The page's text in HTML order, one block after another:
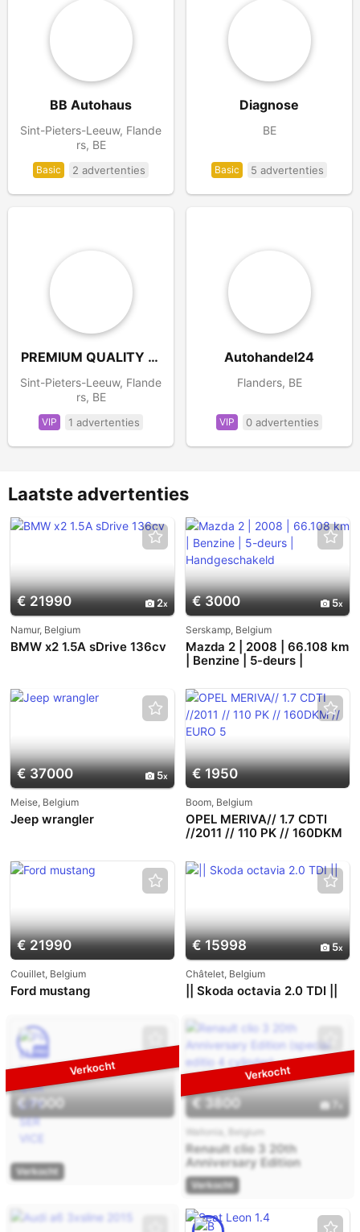
BB Autohaus
Sint-Pieters-Leeuw, Flande
rs, BE
Basic 2 advertenties
Diagnose
BE
Basic 5 advertenties
PREMIUM QUALITY SERVICE
Sint-Pieters-Leeuw, Flande
rs, BE
VIP 1 advertenties
Autohandel24
Flanders, BE
VIP 0 advertenties
Laatste advertenties
€ 21990 2
Namur, Belgium
BMW x2 1.5A sDrive 136cv
€ 3000 5
Serskamp, Belgium
Mazda 2 | 2008 | 66.108 km
| Benzine | 5-deurs |
€ 37000 5
Meise, Belgium
Jeep wrangler
€ 1950
Boom, Belgium
OPEL MERIVA// 1.7 CDTI
//2011 // 110 PK // 160DKM
€ 21990
Couillet, Belgium
Ford mustang
€ 15998 5
Châtelet, Belgium
|| Skoda octavia 2.0 TDI ||
€ 7000
Verkocht
€ 3800 7
Wallonia, Belgium
Renault clio 3 20th
Anniversary Edition
(special editio 4 cylinder)
Verkocht